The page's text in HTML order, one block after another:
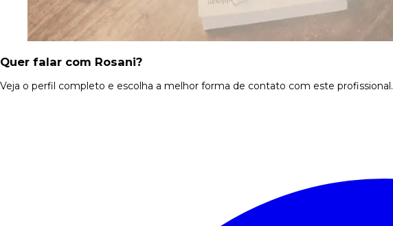
Quer falar com Rosani?
Veja o perfil completo e escolha a melhor forma de contato com este profissional.